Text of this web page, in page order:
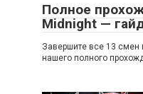
Полное
Midnight —
Завершите все 13
нашего полного